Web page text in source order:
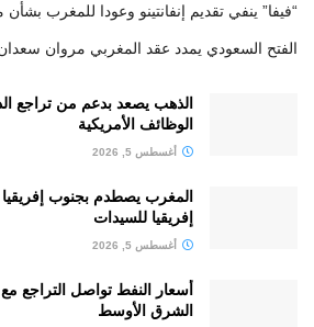
“فيفا” ينفي تقديم إنفانتينو وعودا للمغرب بشأن
الفتح السعودي يمدد عقد المغربي مروان
الذهب يصعد بدعم من تراجع
الوظائف الأمريكية
أغسطس 5, 2026
المغرب يصطدم بجنوب
إفريقيا للسيدات
أغسطس 5, 2026
أسعار النفط تواصل التراجع
الشرق الأوسط